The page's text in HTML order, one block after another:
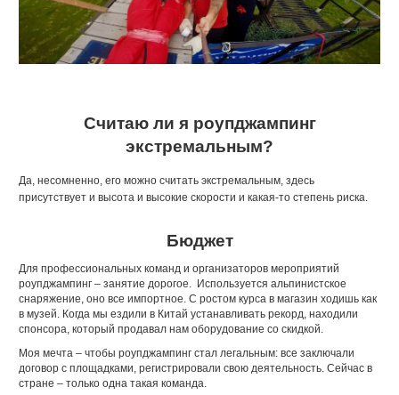
Считаю ли я роупджампинг
экстремальным?
Да, несомненно, его можно считать экстремальным, здесь
присутствует и высота и высокие скорости и какая-то степень риска.
Бюджет
Для профессиональных команд и организаторов мероприятий
роупджампинг – занятие дорогое. Используется альпинистское
снаряжение, оно все импортное. С ростом курса в магазин ходишь как
в музей. Когда мы ездили в Китай устанавливать рекорд, находили
спонсора, который продавал нам оборудование со скидкой.
Моя мечта – чтобы роупджампинг стал легальным: все заключали
договор с площадками, регистрировали свою деятельность. Сейчас в
стране – только одна такая команда.